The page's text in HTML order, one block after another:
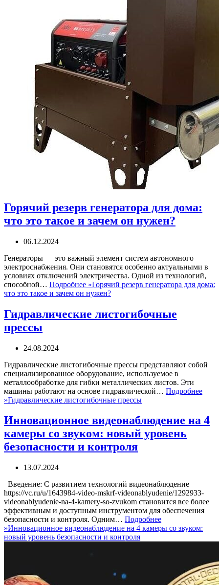
Горячий резерв генератора для дома:
что это такое и зачем он нужен?
06.12.2024
Генераторы — это важный элемент систем автономного
электроснабжения. Они становятся особенно актуальными в
условиях отключений электричества. Одной из технологий,
способной… Подробнее »Горячий резерв генератора для дома:
что это такое и зачем он нужен?
Гидравлические листогибочные
прессы
24.08.2024
Гидравлические листогибочные прессы представляют собой
специализированное оборудование, используемое в
металлообработке для гибки металлических листов. Эти
машины работают на основе гидравлической… Подробнее
»Гидравлические листогибочные прессы
Инновационное видеонаблюдение на 4
камеры со звуком: новый уровень
безопасности и контроля
13.07.2024
Введение: С развитием технологий видеонаблюдение
https://vc.ru/u/1643984-video-mskrf-videonablyudenie/1292933-
videonablyudenie-na-4-kamery-so-zvukom становится все более
эффективным и доступным инструментом для обеспечения
безопасности и контроля. Одним… Подробнее
»Инновационное видеонаблюдение на 4 камеры со звуком:
новый уровень безопасности и контроля